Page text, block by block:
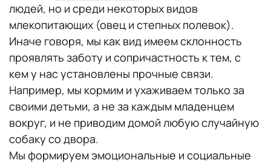
людей, но и среди некоторых видов
млекопитающих (овец и степных полевок).
Иначе говоря, мы как вид имеем склонность
проявлять заботу и сопричастность к тем, с
кем у нас установлены прочные связи.
Например, мы кормим и ухаживаем только за
своими детьми, а не за каждым младенцем
вокруг, и не приводим домой любую случайную
собаку со двора.
Мы формируем эмоциональные и социальные